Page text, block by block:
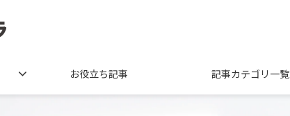
お役立ち記事 記事カテゴリ一覧